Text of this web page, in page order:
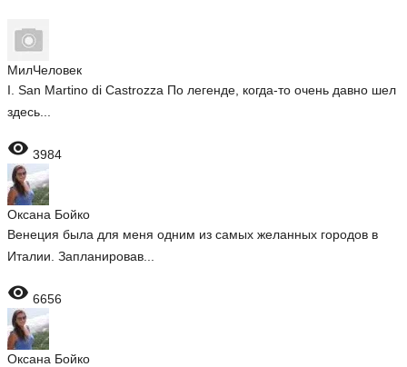
МилЧеловек
I. San Martino di Castrozza По легенде, когда-то очень давно шел
здесь...
 3984
Оксана Бойко
Венеция была для меня одним из самых желанных городов в
Италии. Запланировав...
 6656
Оксана Бойко